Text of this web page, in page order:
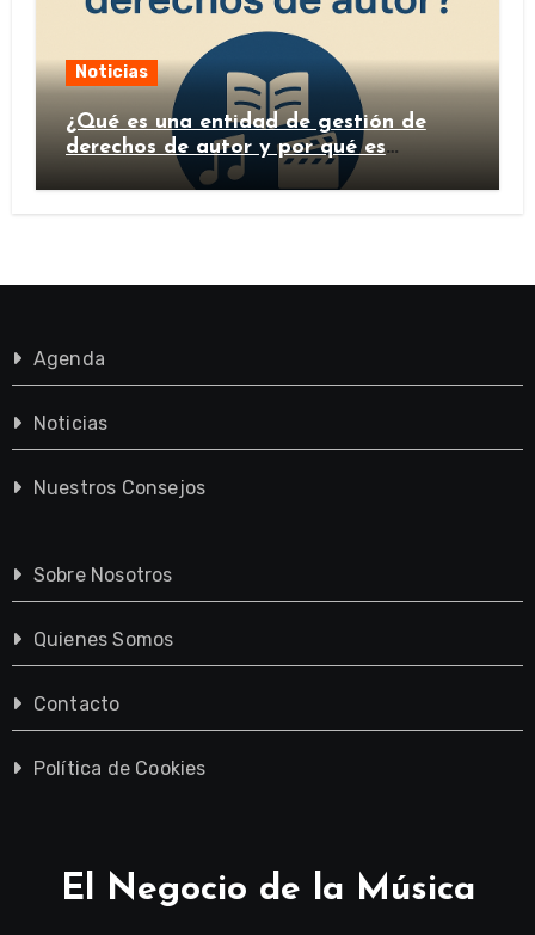
Noticias
¿Qué es una entidad de gestión de
derechos de autor y por qué es
importante?
Agenda
Noticias
Nuestros Consejos
Sobre Nosotros
Quienes Somos
Contacto
Política de Cookies
El Negocio de la Música